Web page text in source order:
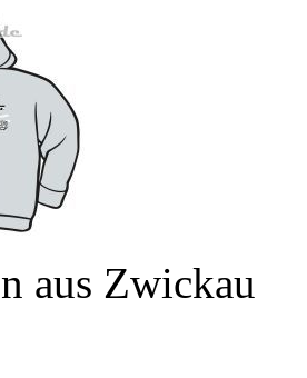
aus Zwickau